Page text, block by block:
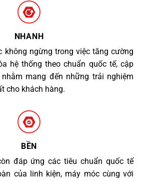
NHANH
không ngừng trong việc tăng cường
hệ thống theo chuẩn quốc tế, cập
mang đến những trải nghiệm
cho khách hàng.
BỀN
đáp ứng các tiêu chuẩn quốc tế
của linh kiện, máy móc cùng với